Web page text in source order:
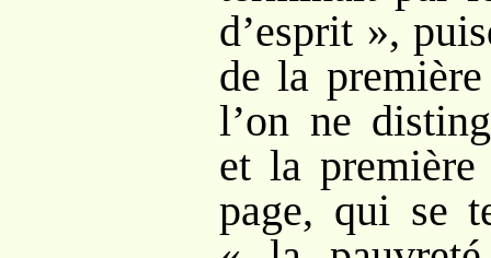
d’esprit »,
de la
l’on ne
et la
page, qui se